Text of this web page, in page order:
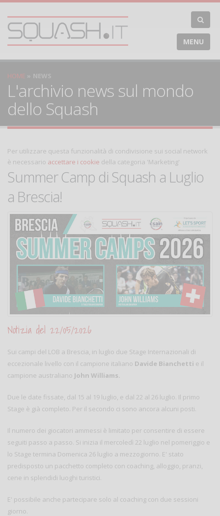
MENU
HOME NEWS
L'archivio news sul mondo
dello Squash
Per utilizzare questa funzionalità di condivisione sui social network
è necessario accettare i cookie della categoria 'Marketing'
Summer Camp di Squash a Luglio
a Brescia!
Notizia del 22/05/2026
Sui campi del LOB a Brescia, in luglio due Stage Internazionali di
eccezionale livello con il campione italiano Davide Bianchetti e il
campione australiano John Williams.
Due le date fissate, dal 15 al 19 luglio, e dal 22 al 26 luglio. Il primo
Stage è già completo. Per il secondo ci sono ancora alcuni posti.
Il numero dei giocatori ammessi è limitato per consentire di essere
seguiti passo a passo. Si inizia il mercoledì 22 luglio nel pomeriggio e
lo Stage termina Domenica 26 luglio a mezzogiorno. E' stato
predisposto un pacchetto completo con coaching, alloggio, pranzi,
cene in splendidi luoghi turistici.
E' possibile anche partecipare solo al coaching con due sessioni
giorno.